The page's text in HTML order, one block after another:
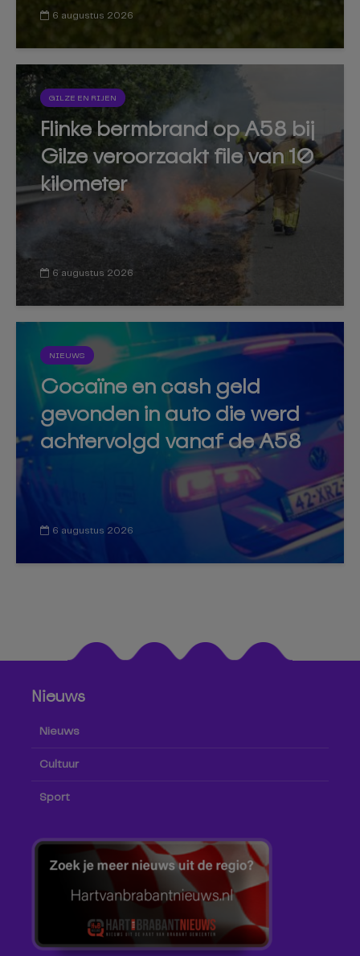
6 augustus 2026
GILZE EN RIJEN
Flinke bermbrand op A58 bij
Gilze veroorzaakt file van 10
kilometer
6 augustus 2026
NIEUWS
Cocaïne en cash geld
gevonden in auto die werd
achtervolgd vanaf de A58
6 augustus 2026
Nieuws
Nieuws
Cultuur
Sport